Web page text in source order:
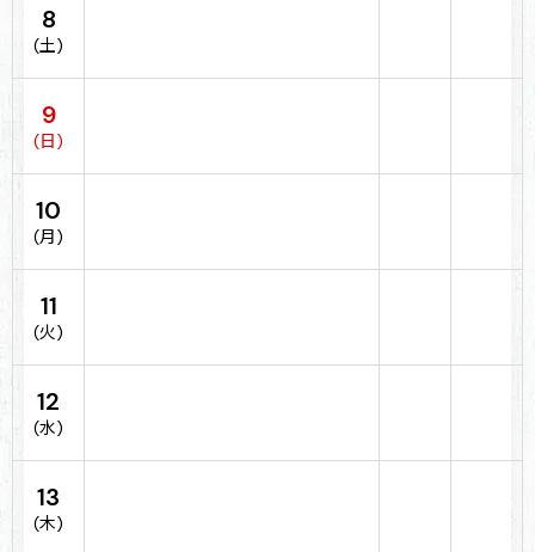
8
(土)
9
(日)
10
(月)
11
(火)
12
(水)
13
(木)